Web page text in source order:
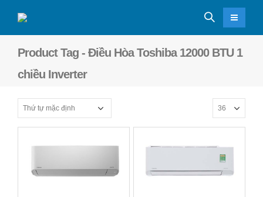
Product Tag - Điều Hòa Toshiba 12000 BTU 1
chiều Inverter